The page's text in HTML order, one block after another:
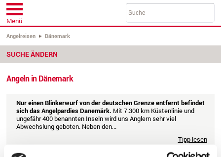
Menü
Angelreisen Dänemark
SUCHE ÄNDERN
Angeln in Dänemark
Nur einen Blinkerwurf von der deutschen Grenze entfernt befindet
sich das Angelpardies Danemärk. Mit 7.300 km Küstenlinie und
ungefähr 400 benannten Inseln wird uns Anglern sehr viel
Abwechslung geboten. Neben den...
Tipp lesen